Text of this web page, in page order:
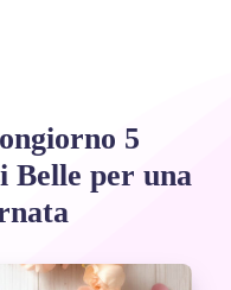
5
Belle per una